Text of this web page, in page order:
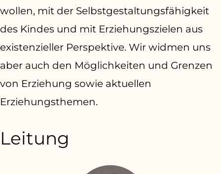
wollen, mit der Selbstgestaltungsfähigkeit
des Kindes und mit Erziehungszielen aus
existenzieller Perspektive. Wir widmen uns
aber auch den Möglichkeiten und Grenzen
von Erziehung sowie aktuellen
Erziehungsthemen.
Leitung